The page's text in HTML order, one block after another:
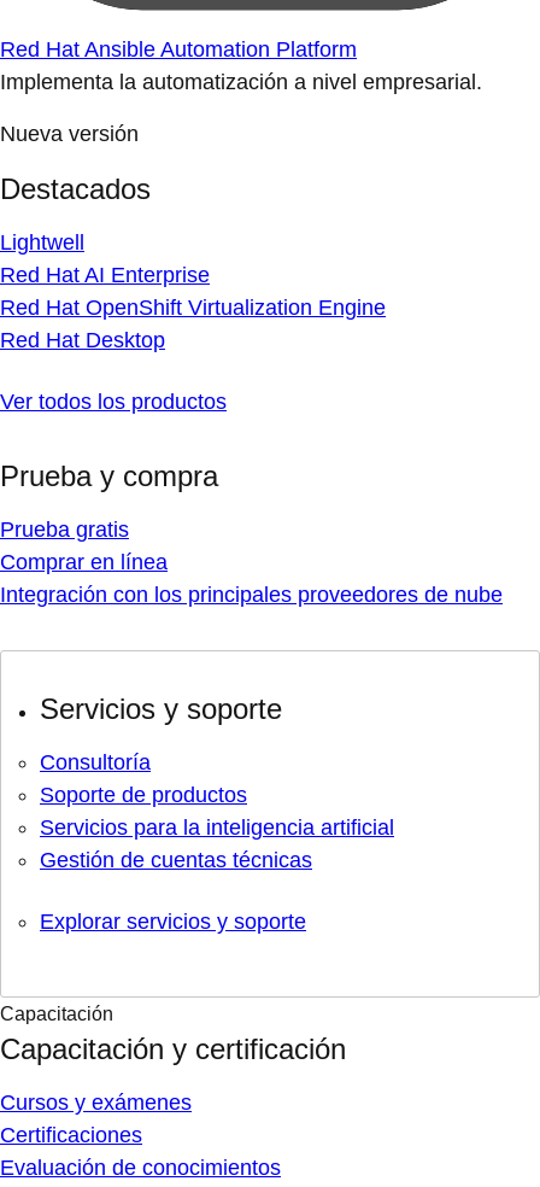
Red Hat Ansible Automation Platform
Implementa la automatización a nivel empresarial.
Nueva versión
Destacados
Lightwell
Red Hat AI Enterprise
Red Hat OpenShift Virtualization Engine
Red Hat Desktop
Ver todos los productos
Prueba y compra
Prueba gratis
Comprar en línea
Integración con los principales proveedores de nube
Servicios y soporte
Consultoría
Soporte de productos
Servicios para la inteligencia artificial
Gestión de cuentas técnicas
Explorar servicios y soporte
Capacitación
Capacitación y certificación
Cursos y exámenes
Certificaciones
Evaluación de conocimientos